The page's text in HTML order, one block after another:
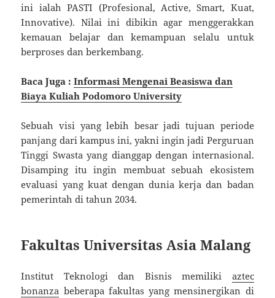
ini ialah PASTI (Profesional, Active, Smart, Kuat,
Innovative). Nilai ini dibikin agar menggerakkan
kemauan belajar dan kemampuan selalu untuk
berproses dan berkembang.
Baca Juga :Informasi Mengenai Beasiswa dan
Biaya Kuliah Podomoro University
Sebuah visi yang lebih besar jadi tujuan periode
panjang dari kampus ini, yakni ingin jadi Perguruan
Tinggi Swasta yang dianggap dengan internasional.
Disamping itu ingin membuat sebuah ekosistem
evaluasi yang kuat dengan dunia kerja dan badan
pemerintah di tahun 2034.
Fakultas Universitas Asia Malang
Institut Teknologi dan Bisnis memiliki aztec
bonanza beberapa fakultas yang mensinergikan di